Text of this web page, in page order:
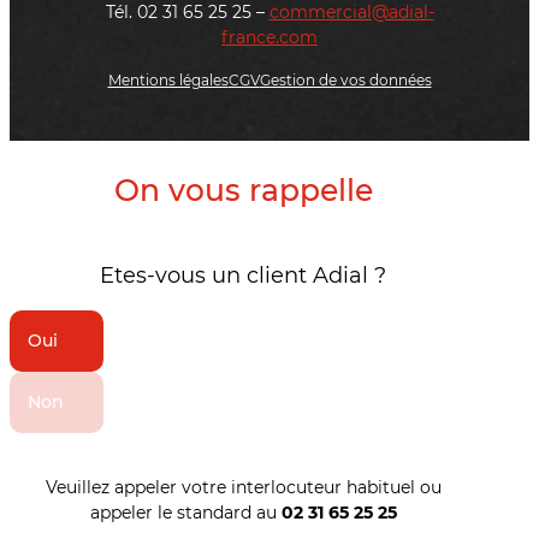
Tél. 02 31 65 25 25 – commercial@adial-
france.com
Mentions légalesCGVGestion de vos données
On vous rappelle
Etes-vous un client Adial ?
Oui
Non
Veuillez appeler votre interlocuteur habituel ou
appeler le standard au 02 31 65 25 25